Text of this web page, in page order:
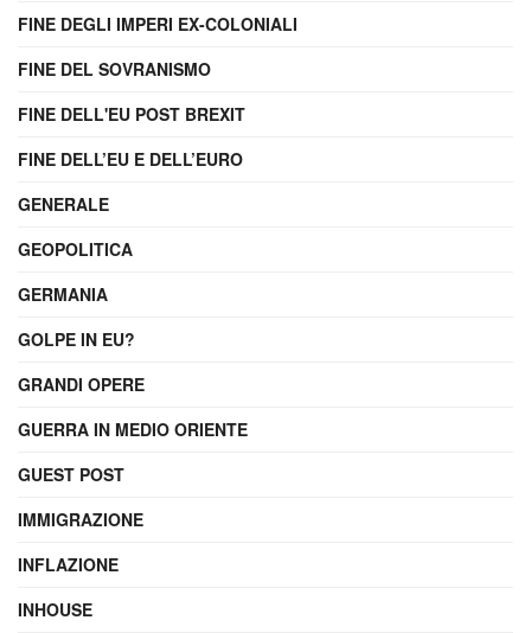
FINE DEGLI IMPERI EX-COLONIALI
FINE DEL SOVRANISMO
FINE DELL'EU POST BREXIT
FINE DELL’EU E DELL’EURO
GENERALE
GEOPOLITICA
GERMANIA
GOLPE IN EU?
GRANDI OPERE
GUERRA IN MEDIO ORIENTE
GUEST POST
IMMIGRAZIONE
INFLAZIONE
INHOUSE